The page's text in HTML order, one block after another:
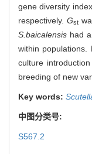
gene diversity
respectively. Gst
S.baicalensis had
within
culture
breeding of new
Key words:
中图分类号:
S567.2